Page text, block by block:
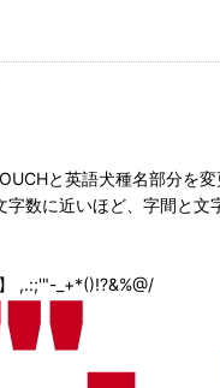
と英語犬種名部分を
数に近いほど、字間と
,.:;'"-_+*()!?&%@/